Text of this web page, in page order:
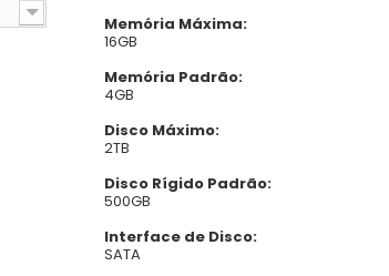
Memória Máxima:
16GB
Memória Padrão:
4GB
Disco Máximo:
2TB
Disco Rígido Padrão:
500GB
Interface de Disco:
SATA